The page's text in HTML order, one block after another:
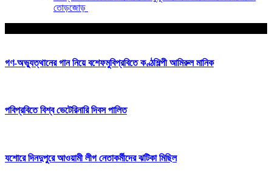
তোড়জোড়
গণ-অভ্যুত্থানের গান নিয়ে বশেফমুবিপ্রবিতে কণ্ঠশিল্পী আমিরুল মানিক
পবিপ্রবিতে বিশ্ব ভেটেরিনারি দিবস পালিত
যশোরে দিনদুপুরে আওয়ামী লীগ নেতাকর্মীদের ঝটিকা মিছিল